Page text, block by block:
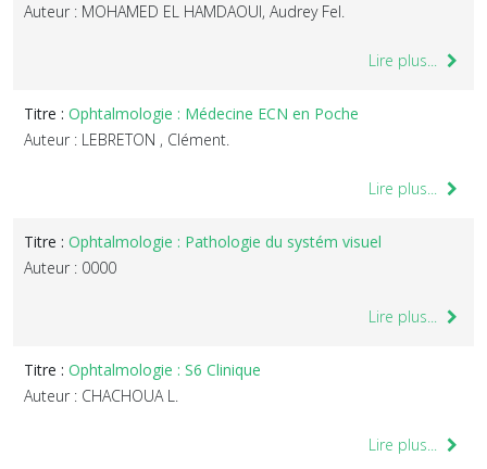
Auteur : MOHAMED EL HAMDAOUI, Audrey Fel.
Lire plus...
Titre : Ophtalmologie : Médecine ECN en Poche
Auteur : LEBRETON , Clément.
Lire plus...
Titre : Ophtalmologie : Pathologie du systém visuel
Auteur : 0000
Lire plus...
Titre : Ophtalmologie : S6 Clinique
Auteur : CHACHOUA L.
Lire plus...